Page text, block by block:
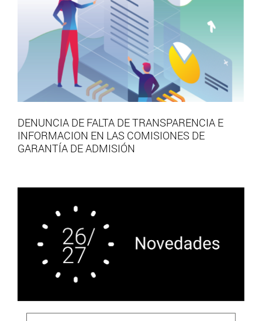
DENUNCIA DE FALTA DE TRANSPARENCIA E
INFORMACION EN LAS COMISIONES DE
GARANTÍA DE ADMISIÓN